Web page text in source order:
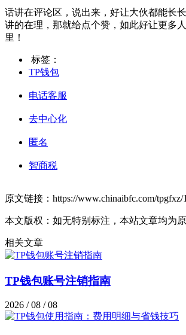
话讲在评论区，说出来，好让大伙都能长
讲的在理，那就给点个赞，如此好让更多
里！
标签：
TP钱包
电话客服
去中心化
匿名
智商税
原文链接：https://www.chinaibfc.com/tpgfxz/
本文版权：如无特别标注，本站文章均为原
相关文章
TP钱包账号注销指南
2026 / 08 / 08